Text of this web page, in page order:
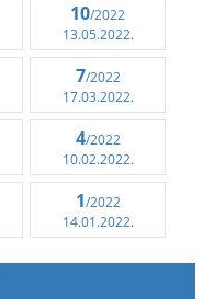
10/2022
13.05.2022.
7/2022
17.03.2022.
4/2022
10.02.2022.
1/2022
14.01.2022.